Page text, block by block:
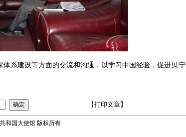
系建设等方面的交流和沟通，以学习中国经验，促进贝宁
【打印文章】
和国大使馆 版权所有